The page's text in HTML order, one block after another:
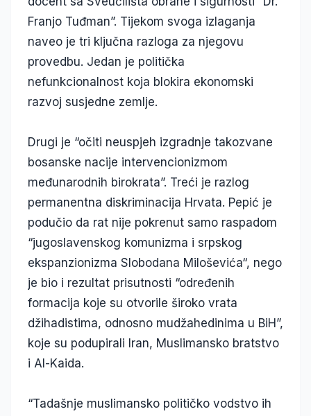
Franjo Tuđman”. Tijekom svoga izlaganja
naveo je tri ključna razloga za njegovu
provedbu. Jedan je politička
nefunkcionalnost koja blokira ekonomski
razvoj susjedne zemlje.
Drugi je “očiti neuspjeh izgradnje takozvane
bosanske nacije intervencionizmom
međunarodnih birokrata”. Treći je razlog
permanentna diskriminacija Hrvata. Pepić je
podučio da rat nije pokrenut samo raspadom
“jugoslavenskog komunizma i srpskog
ekspanzionizma Slobodana Miloševića“, nego
je bio i rezultat prisutnosti “određenih
formacija koje su otvorile široko vrata
džihadistima, odnosno mudžahedinima u BiH”,
koje su podupirali Iran, Muslimansko bratstvo
i Al-Kaida.
“Tadašnje muslimansko političko vodstvo ih